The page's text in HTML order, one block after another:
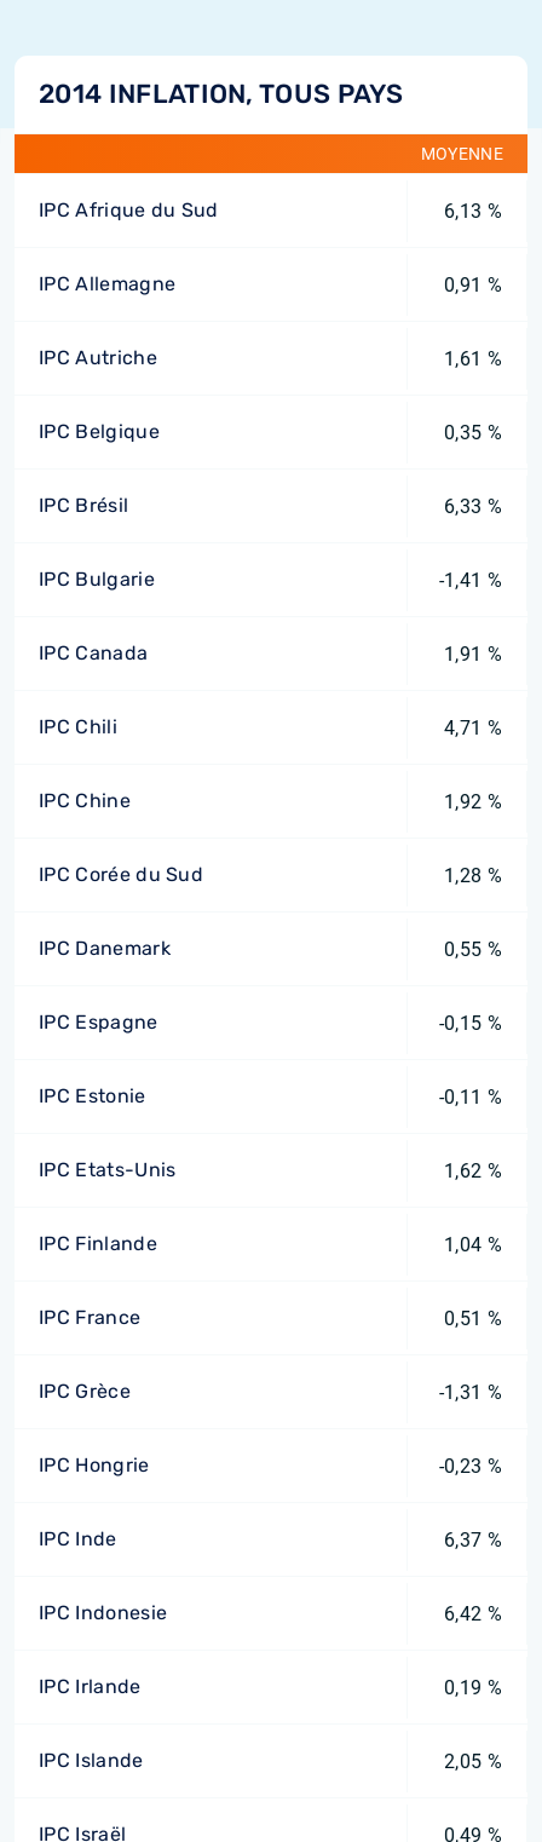
2014 INFLATION, TOUS PAYS
MOYENNE
IPC Afrique du Sud 6,13 %
IPC Allemagne 0,91 %
IPC Autriche 1,61 %
IPC Belgique 0,35 %
IPC Brésil 6,33 %
IPC Bulgarie -1,41 %
IPC Canada 1,91 %
IPC Chili 4,71 %
IPC Chine 1,92 %
IPC Corée du Sud 1,28 %
IPC Danemark 0,55 %
IPC Espagne -0,15 %
IPC Estonie -0,11 %
IPC Etats-Unis 1,62 %
IPC Finlande 1,04 %
IPC France 0,51 %
IPC Grèce -1,31 %
IPC Hongrie -0,23 %
IPC Inde 6,37 %
IPC Indonesie 6,42 %
IPC Irlande 0,19 %
IPC Islande 2,05 %
IPC Israël 0,49 %